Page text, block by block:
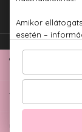
TOP KATEGÓRIÁK